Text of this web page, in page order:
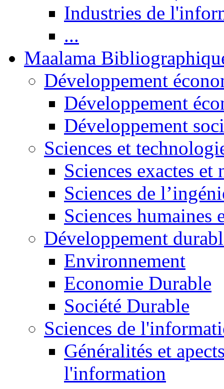
Industries de
...
Maalama
Développement
Développement
Développement
Sciences et
Sciences exactes et
Sciences de
Sciences humaines
Développement
Environnement
Economie Durable
Société Durable
Sciences de
Généralités et
l'information